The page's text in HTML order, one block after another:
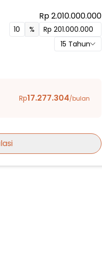
Rp 2.010.000.000
%
15 Tahun
Rp17.277.304/bulan